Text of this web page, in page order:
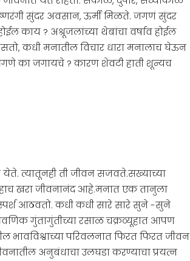
सुंदर अवसान, ऊर्मी मिळते. जगणं सुंदर
काय ? अश्रूजलांच्या थेबांचा वर्षाव होईल
कधी मनातील विचार धारा मनालाच घेऊन
का जगायचे ? कारण शेवटी हाती शून्यच
येते. त्यातूनही ती जीवन सजवते.सख्याच्या
खरा जीवनानंद आहे.मनात एक तानुला
आठवतो. कधी कधी सारे सारे सुने -सुने
गुंतागुंतीच्या रसाळ चक्रव्यूहात आपण
भावविश्वाच्या परिवलनात फिरत फिरत जीवन
अनुबंधाचा उलघडा करण्याचा प्रयत्न